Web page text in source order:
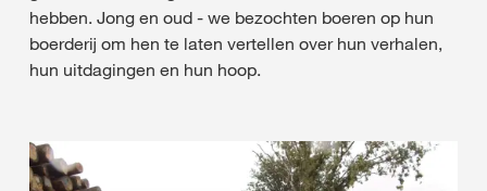
hebben. Jong en oud - we bezochten boeren op hun
boerderij om hen te laten vertellen over hun verhalen,
hun uitdagingen en hun hoop.